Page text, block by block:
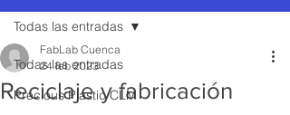
Todas las entradas
Precious Plastic CLM
Todas las entradas
Reciclaje y fabricación
FabLab Cuenca
24 feb 2023